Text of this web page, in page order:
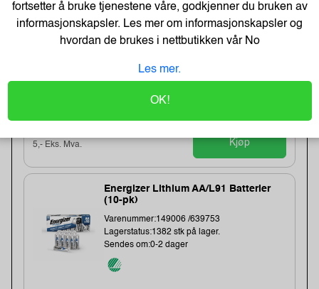
OUR LIFE
Varenummer:184283 /BathGEL-300-ml
Lagerstatus:2550 stk på lager.
5,- Eks. Mva. Kjøp
Energizer Lithium AA/L91 Batterier
(10-pk)
Varenummer:149006 /639753
Lagerstatus:1382 stk på lager.
Sendes om:0-2 dager
fortsetter å bruke tjenestene våre, godkjenner du bruken av
informasjonskapsler. Les mer om informasjonskapsler og
hvordan de brukes i nettbutikken vårNo
Les mer.
OK!